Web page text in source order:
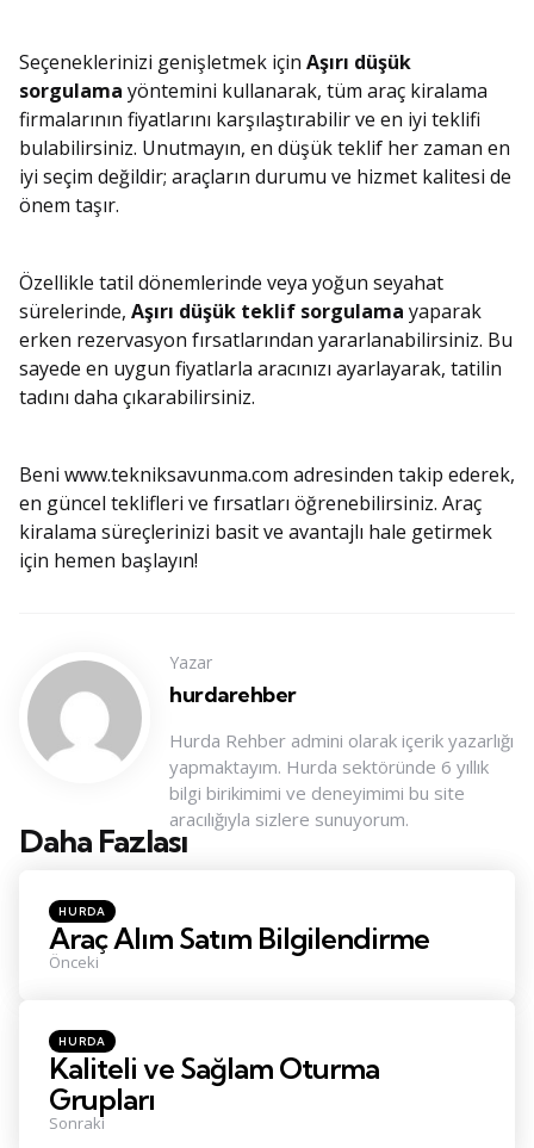
Seçeneklerinizi genişletmek için Aşırı düşük
sorgulama yöntemini kullanarak, tüm araç kiralama
firmalarının fiyatlarını karşılaştırabilir ve en iyi teklifi
bulabilirsiniz. Unutmayın, en düşük teklif her zaman en
iyi seçim değildir; araçların durumu ve hizmet kalitesi de
önem taşır.
Özellikle tatil dönemlerinde veya yoğun seyahat
sürelerinde, Aşırı düşük teklif sorgulama yaparak
erken rezervasyon fırsatlarından yararlanabilirsiniz. Bu
sayede en uygun fiyatlarla aracınızı ayarlayarak, tatilin
tadını daha çıkarabilirsiniz.
Beni www.tekniksavunma.com adresinden takip ederek,
en güncel teklifleri ve fırsatları öğrenebilirsiniz. Araç
kiralama süreçlerinizi basit ve avantajlı hale getirmek
için hemen başlayın!
Yazar
hurdarehber
Hurda Rehber admini olarak içerik yazarlığı
yapmaktayım. Hurda sektöründe 6 yıllık
bilgi birikimimi ve deneyimimi bu site
aracılığıyla sizlere sunuyorum.
Daha Fazlası
Konu
Posted
in
HURDA
Araç Alım Satım Bilgilendirme
Önceki
Posted
in
HURDA
Kaliteli ve Sağlam Oturma
Grupları
Sonraki